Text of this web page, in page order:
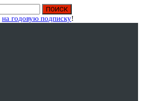
на годовую подписку!